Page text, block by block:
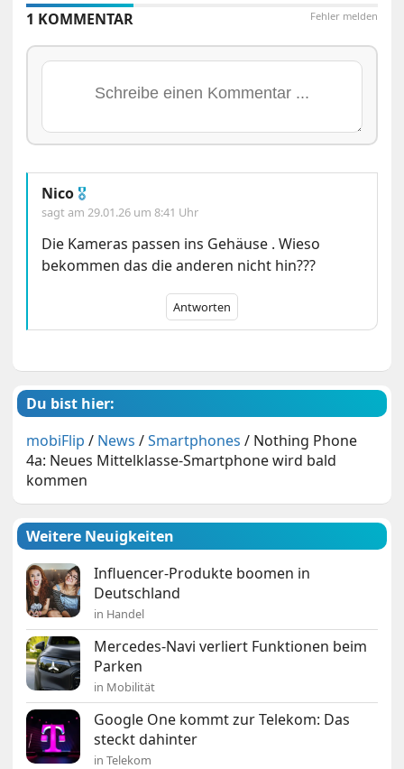
Fehler melden
1 KOMMENTAR
Nico 🎖
sagt am29.01.26 um 8:41 Uhr
Die Kameras passen ins Gehäuse . Wieso
bekommen das die anderen nicht hin???
Antworten
Du bist hier:
mobiFlip / News /Smartphones / Nothing Phone
4a: Neues Mittelklasse-Smartphone wird bald
kommen
Weitere Neuigkeiten
Influencer-Produkte boomen in
Deutschland
in Handel
Mercedes-Navi verliert Funktionen beim
Parken
in Mobilität
Google One kommt zur Telekom: Das
steckt dahinter
in Telekom